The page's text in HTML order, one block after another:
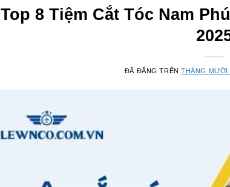
Top 8 Tiệm Cắt Tóc Nam
ĐÃ ĐĂNG TRÊNTHÁNG MƯỜI